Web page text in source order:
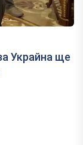
Украйна ще